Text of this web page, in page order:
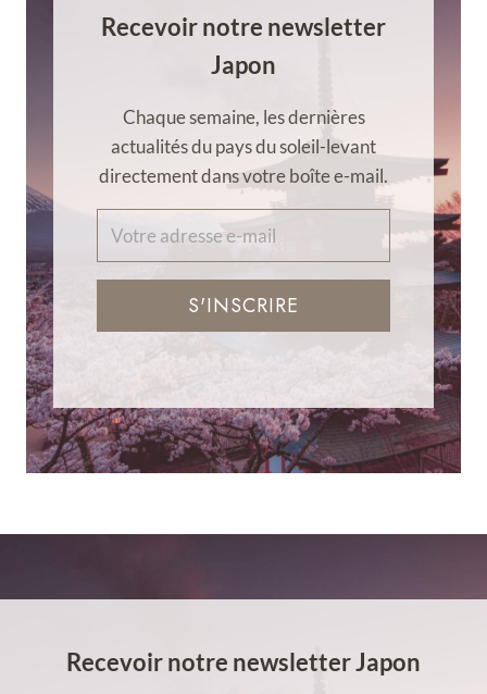
Recevoir notre newsletter
Japon
Chaque semaine, les dernières
actualités du pays du soleil-levant
directement dans votre boîte e-mail.
S'INSCRIRE
Recevoir notre newsletter Japon